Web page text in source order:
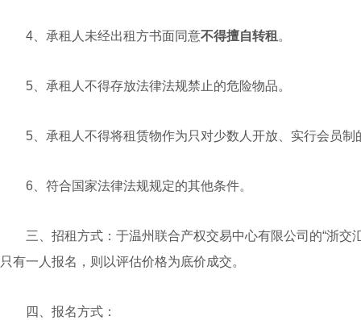
4、承租人未经出租方书面同意不得擅自转租 。
5、承租人不得存放法律法规禁止的危险物品。
5、承租人不得将租赁物作为只对少数人开放、实行会员制
6、符合国家法律法规规定的其他条件。
三、招租方式：于温州联合产权交易中心有限公司的“浙交
只有一人报名，则以评估价格为底价成交。
四、报名方式：